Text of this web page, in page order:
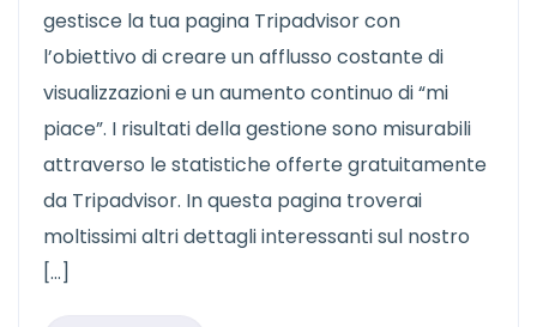
gestisce la tua pagina Tripadvisor con
l’obiettivo di creare un afflusso costante di
visualizzazioni e un aumento continuo di “mi
piace”. I risultati della gestione sono misurabili
attraverso le statistiche offerte gratuitamente
da Tripadvisor. In questa pagina troverai
moltissimi altri dettagli interessanti sul nostro
[…]